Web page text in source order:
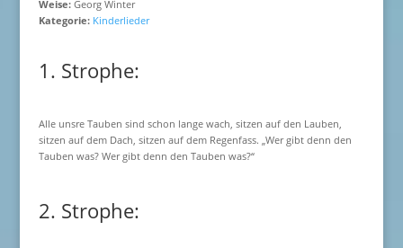
Weise:Georg Winter
Kategorie: Kinderlieder
1. Strophe:
Alle unsre Tauben sind schon lange wach, sitzen auf den Lauben,
sitzen auf dem Dach, sitzen auf dem Regenfass. „Wer gibt denn den
Tauben was? Wer gibt denn den Tauben was?“
2. Strophe: